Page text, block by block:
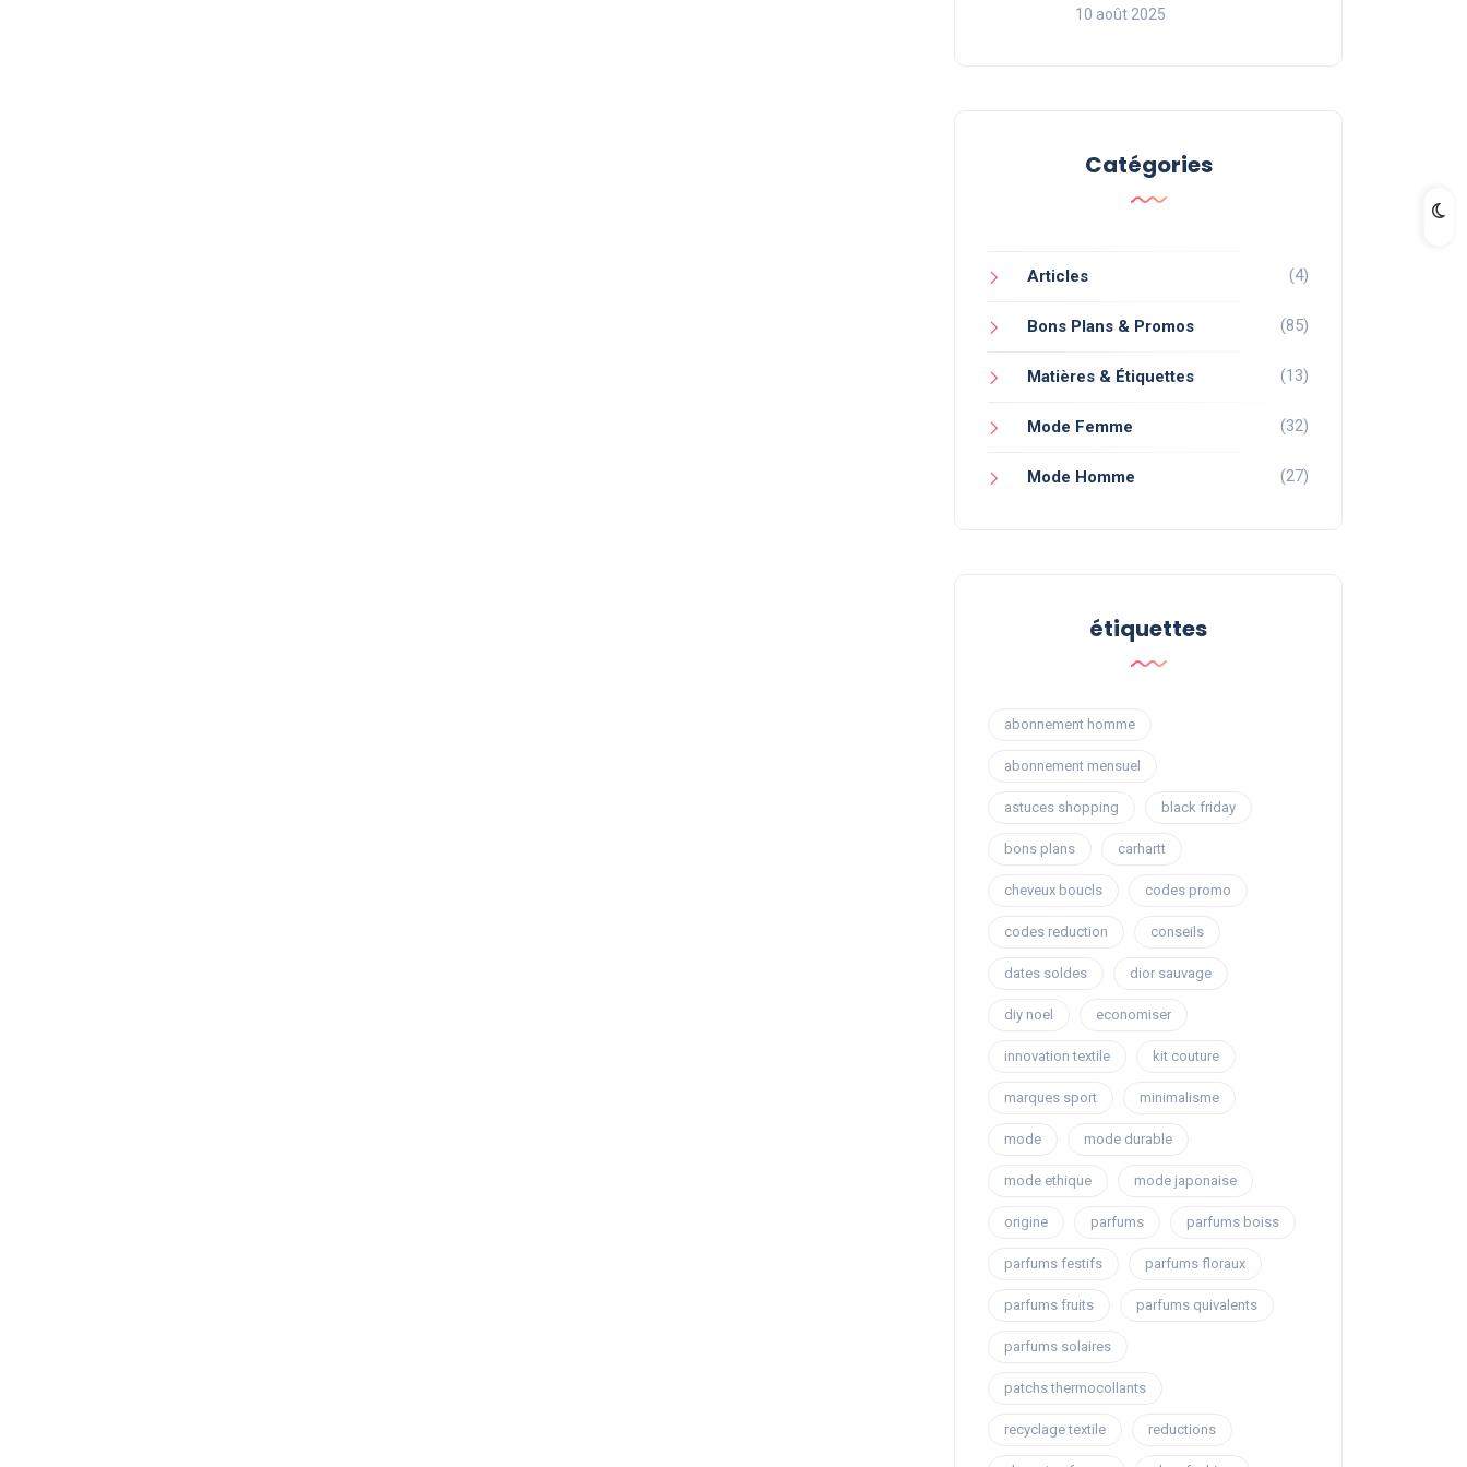
10 août 2025
Catégories
Articles (4)
Bons Plans & Promos (85)
Matières & Étiquettes (13)
Mode Femme (32)
Mode Homme (27)
étiquettes
abonnement homme
abonnement mensuel
astuces shopping black friday
bons plans carhartt
cheveux boucls codes promo
codes reduction conseils
dates soldes dior sauvage
diy noel economiser
innovation textile kit couture
marques sport minimalisme
mode mode durable
mode ethique mode japonaise
origine parfums parfums boiss
parfums festifs parfums floraux
parfums fruits parfums quivalents
parfums solaires
patchs thermocollants
recyclage textile reductions